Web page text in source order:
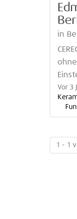
in
Vor 3
1 - 1